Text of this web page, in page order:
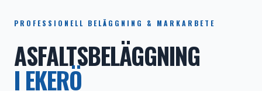
PROFESSIONELL BELÄGGNING & MARKARBETE
ASFALTSBELÄGGNING
I EKERÖ